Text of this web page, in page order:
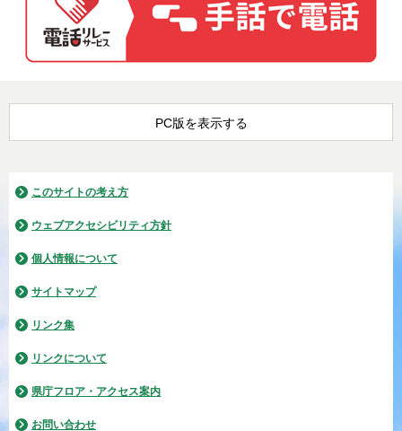
PC版を表示する
このサイトの考え方
ウェブアクセシビリティ方針
個人情報について
サイトマップ
リンク集
リンクについて
県庁フロア・アクセス案内
お問い合わせ